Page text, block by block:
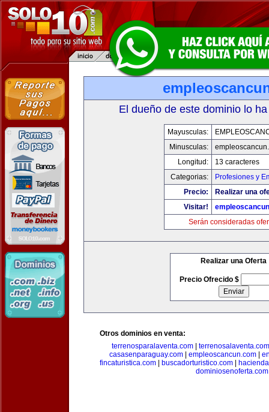
El dueño de este dominio lo
Mayusculas:
Minusculas:
Longitud:
13 caracteres
Categorias:
Profesiones y
Precio:
Realizar una
Visitar!
Serán consideradas
Realizar una Oferta
Precio Ofrecido $
Otros dominios en venta:
terrenosparalaventa.com
terrenosalaventa.com
casasenparaguay.com| empleoscancun.com|
fincaturistica.com
buscadorturistico.com
dominiosenoferta.com